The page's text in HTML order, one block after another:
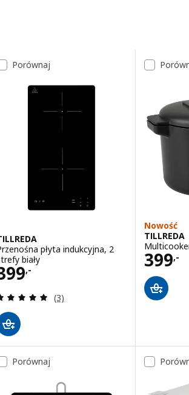
Lista wyników
Porównaj
płyta indukcyjna, 2
biały
,- 399,-
Recenzja: 5 z 5 gwiazdki.
(3)
Nowość
TILLREDA
399,-
Cena
Porównaj